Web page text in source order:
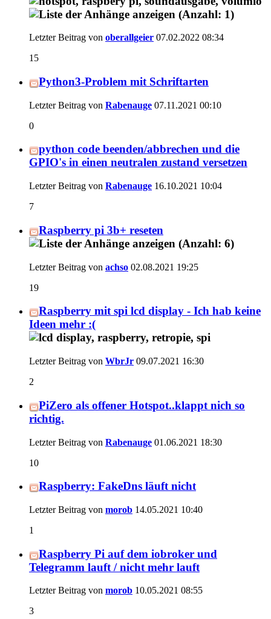
Letzter Beitrag von oberallgeier 07.02.2022 08:34
15
Python3-Problem mit Schriftarten
Letzter Beitrag von Rabenauge 07.11.2021 00:10
0
python code beenden/abbrechen und die
GPIO's in einen neutralen zustand versetzen
Letzter Beitrag von Rabenauge 16.10.2021 10:04
7
Raspberry pi 3b+ reseten
Letzter Beitrag von achso 02.08.2021 19:25
19
Raspberry mit spi lcd display - Ich hab keine
Ideen mehr :(
Letzter Beitrag von WbrJr 09.07.2021 16:30
2
PiZero als offener Hotspot..klappt nich so
richtig.
Letzter Beitrag von Rabenauge 01.06.2021 18:30
10
Raspberry: FakeDns läuft nicht
Letzter Beitrag von morob 14.05.2021 10:40
1
Raspberry Pi auf dem iobroker und
Telegramm lauft / nicht mehr lauft
Letzter Beitrag von morob 10.05.2021 08:55
3